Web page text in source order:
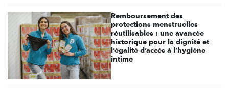
Remboursement des
protections menstruelles
réutilisables : une avancée
historique pour la dignité et
l’égalité d’accès à l’hygiène
intime